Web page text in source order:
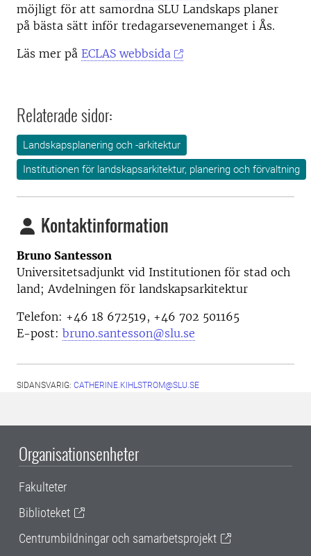
möjligt för att samordna SLU Landskaps planer
på bästa sätt inför tredagarsevenemanget i Ås.
Läs mer på ECLAS webbsida
Relaterade sidor:
Landskapsplanering och -arkitektur
Institutionen för landskapsarkitektur, planering och förvaltning
Kontaktinformation
Bruno Santesson
Universitetsadjunkt vid Institutionen för stad och
land; Avdelningen för landskapsarkitektur
Telefon: +46 18 672519, +46 702 501165
E-post: bruno.santesson@slu.se
SIDANSVARIG: CATHERINE.KIHLSTROM@SLU.SE
Organisationsenheter
Fakulteter
Biblioteket
Centrumbildningar och samarbetsprojekt